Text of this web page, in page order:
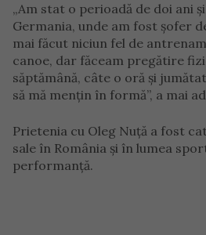
„Am stat o perioadă de doi ani
Germania, unde am fost şofer
mai făcut niciun fel de
canoe, dar făceam pregătire
săptămână, câte o oră şi
să mă menţin în formă”, a mai
Prietenia cu Oleg Nuță a fost
sale în România și în lumea
performanță.